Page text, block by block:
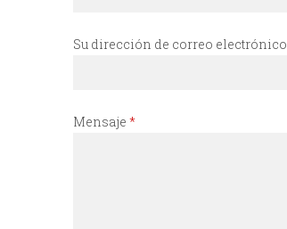
P
Su dirección de correo electrónico
Mensaje *